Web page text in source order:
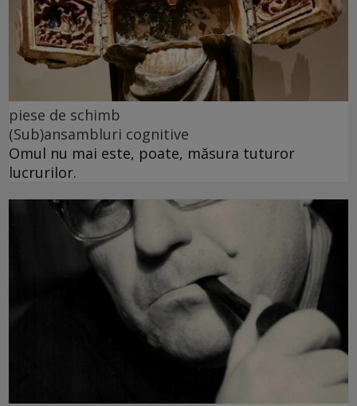
piese de schimb
(Sub)ansambluri cognitive
Omul nu mai este, poate, măsura tuturor
lucrurilor.